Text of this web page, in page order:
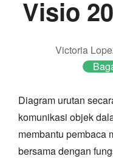
Visio
Victoria
Diagram urutan
komunikasi objek
membantu pembaca
bersama dengan